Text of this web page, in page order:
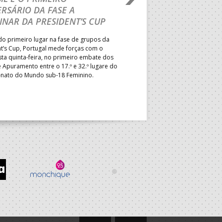
DA FASE A
DA PRESIDENT’S CUP
primeiro lugar na fase de grupos da
Cup, Portugal mede forças com o
quinta-feira, no primeiro embate dos
Apuramento entre o 17.º e 32.º lugare do
do Mundo sub-18 Feminino.
CURSO
TREINADORES NA
Treinador português João
integrado na EHF Experts
preletores convidados pela
de Andebol, em Pitești,
de 400 treinadores.